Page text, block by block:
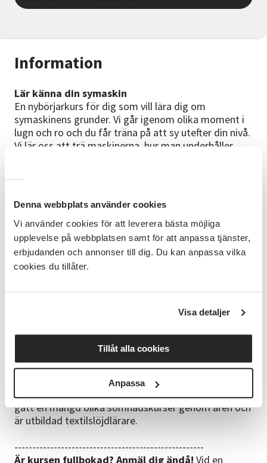
Denna webbplats använder cookies
Vi använder cookies för att leverera bästa möjliga
upplevelse på webbplatsen samt för att anpassa tjänster,
erbjudanden och annonser till dig. Du kan anpassa vilka
cookies du tillåter.
Visa detaljer
Tillåt alla cookies
Anpassa
Information
Lär känna din symaskin
En nybörjarkurs för dig som vill lära dig om
symaskinens grunder. Vi går igenom olika moment i
lugn och ro och du får träna på att sy utefter din nivå.
Vi lär oss att trä maskinerna, hur man underhåller
och när används dem? Varför blir sömmen ful och
tråden bubblar sig på undersidan? Vi vill att kursen
ska ge dig tillräckligt med mod för att du ska våga
att börja sy på maskin. För vi menar att alla kan sy
om bara viljan finns!
instruktionsbok, alternativt så lånar du en av oss.
maskin. Tyg och tråd att provsy med finns på plats
Ann-Charlotte Malm André brinner för
redesign och secondhand. Hon har sin syateljé i
Västerhejde där hon driver sitt eget sömnadsföretag
"Västerhejde sömnadsservice". Ann-Charlotte har
gått en mängd olika sömnadskurser genom åren och
är utbildad textilslöjdlärare.
-----------------------------------------------------
Är kursen fullbokad? Anmäl dig ändå! Vid en